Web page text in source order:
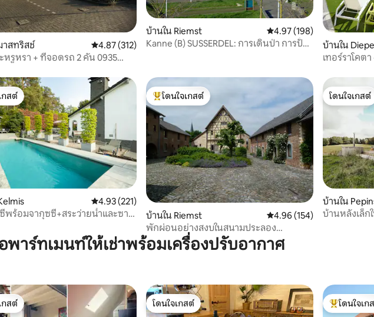
212 รีวิว
าสทริสช์ คะแนนเฉลี่ย 4.87 จาก 5, 312 รีวิว
4.87 (312)
หรูหรา + ที่จอดรถ 2 คัน 0935
บ้านใน Riemst คะแนนเฉลี่ย 4.97 จาก 5,
4.97 (198)
Kanne (B) SUSSERDEL: การเดินป่า การปั่น
บ้านใน
เทอร์ราโคต
113 รีวิว
กสต์
กสต์
คะแนนเฉลี่ย 4.93 จาก 5, 221 รีวิว
4.93 (221)
พร้อมจากุซซี่+สระว่ายน้ำและซาว
โดนใจเกสต์ที่สุด
โดนใจเกสต์
บ้านใน Riemst คะแนนเฉลี่ย 4.96 จาก 5,
4.96 (154)
พักผ่อนอย่างสงบในสนามประลอง
ประวัติศาสตร์
โดนใจเกสต์
โดนใจเกสต์
บ้านใน
บ้านหลังเล็ก
พาร์ทเมนท์ให้เช่าพร้อมเครื่องปรับอากาศ
กสต์
กสต์
โดนใจเกสต์
โดนใจเกสต์
โดนใจเกส
โดนใจเก